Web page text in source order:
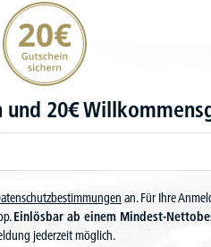
20€ Gutschein sichern
20€
an. Für Ihre
Einlösbar ab einem Mindest-
jederzeit möglich.